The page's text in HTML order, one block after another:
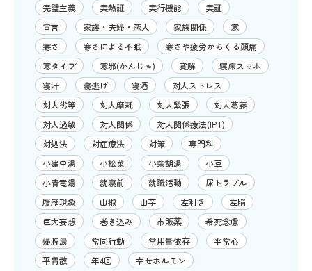
完璧主義
実熱証 実行機能
実証
宣言
家族・夫婦・恋人 家族関係
寒
寒さ
寒さによる不眠
寒さや疲労からくる頭痛
寒タイプ
寒邪(かんじゃ) 寛解
寝床スマホ
寝汗
寝逃げ 寝酒
対人ストレス
対人劣等
対人摩耗 対人緊張
対人葛藤
対人過敏
対人関係
対人関係療法(IPT)
対処法
対症療法 対策
専門科
小建中湯
小松菜 小柴胡湯
小豆
小青竜湯
就寝前 就職活動
尿トラブル
履歴現象
山椒 山芋 左利き
左脳
巨大妄想
巻き込み 市販薬
希死念慮
帰脾湯
常同行動 常用量依存
平常心
平胃散
年4回
幸せホルモン